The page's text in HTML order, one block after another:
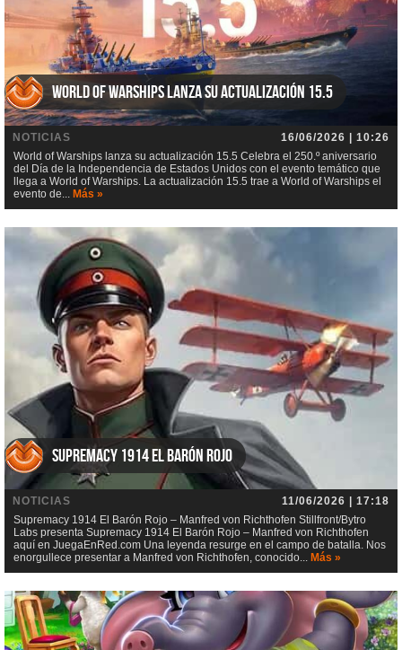
World of Warships lanza su actualización 15.5
NOTICIAS
16/06/2026 | 10:26
World of Warships lanza su actualización 15.5 Celebra el 250.º aniversario
del Día de la Independencia de Estados Unidos con el evento temático que
llega a World of Warships. La actualización 15.5 trae a World of Warships el
evento de... Más »
Supremacy 1914 El Barón Rojo
NOTICIAS
11/06/2026 | 17:18
Supremacy 1914 El Barón Rojo – Manfred von Richthofen Stillfront/Bytro
Labs presenta Supremacy 1914 El Barón Rojo – Manfred von Richthofen
aquí en JuegaEnRed.com Una leyenda resurge en el campo de batalla. Nos
enorgullece presentar a Manfred von Richthofen, conocido... Más »